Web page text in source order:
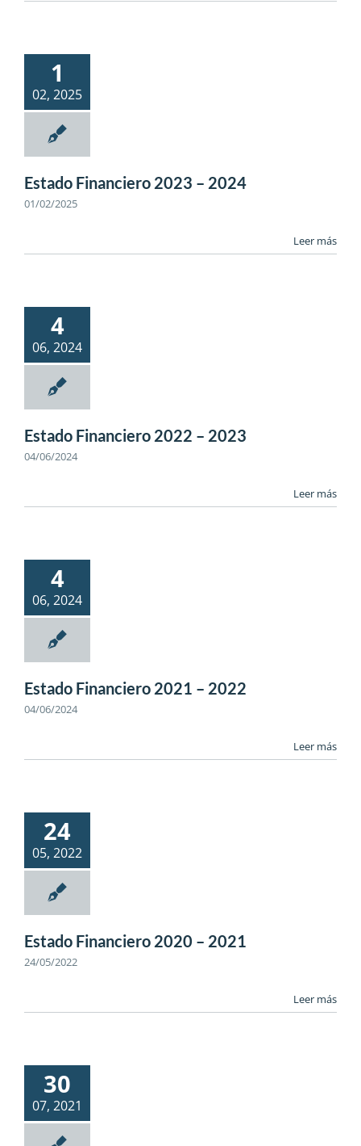
1
02, 2025
Estado Financiero 2023 – 2024
01/02/2025
Leer más
4
06, 2024
Estado Financiero 2022 – 2023
04/06/2024
Leer más
4
06, 2024
Estado Financiero 2021 – 2022
04/06/2024
Leer más
24
05, 2022
Estado Financiero 2020 – 2021
24/05/2022
Leer más
30
07, 2021